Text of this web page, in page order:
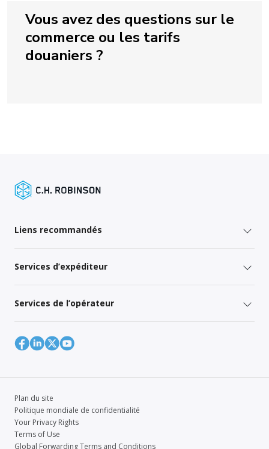
Vous avez des questions sur le
commerce ou les tarifs
douaniers ?
Liens recommandés
Services d’expéditeur
Services de l’opérateur
Plan du site
Politique mondiale de confidentialité
Your Privacy Rights
Terms of Use
Global Forwarding Terms and Conditions